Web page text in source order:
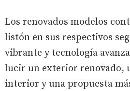
Los renovados modelos
listón en sus respectivos
vibrante y tecnología
lucir un exterior renovado,
interior y una propuesta